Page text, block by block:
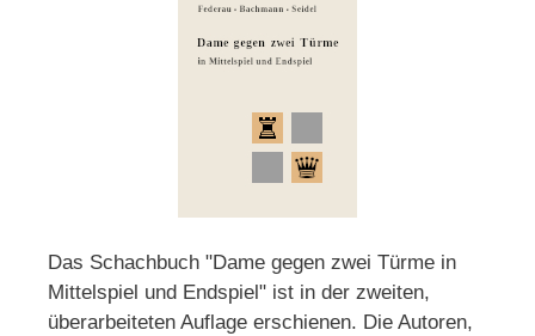
Das Schachbuch "Dame gegen zwei Türme in
Mittelspiel und Endspiel" ist in der zweiten,
überarbeiteten Auflage erschienen. Die Autoren,